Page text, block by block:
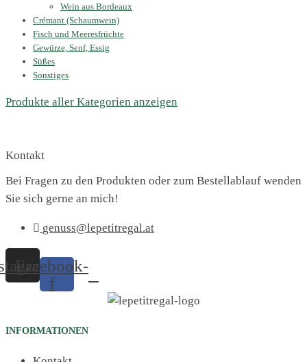
Wein aus Bordeaux
Crémant (Schaumwein)
Fisch und Meeresfrüchte
Gewürze, Senf, Essig
Süßes
Sonstiges
Produkte aller Kategorien anzeigen
Kontakt
Bei Fragen zu den Produkten oder zum Bestellablauf wenden
Sie sich gerne an mich!
genuss@lepetitregal.at
Facebook-
f
INFORMATIONEN